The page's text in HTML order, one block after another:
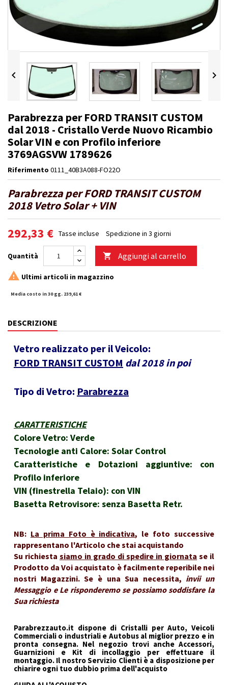
 
Parabrezza per FORD TRANSIT CUSTOM
dal 2018 - Cristallo Verde Nuovo Ricambio
Solar VIN e con Profilo inferiore
3769AGSVW 1789626
Riferimento 0111_40B3A088-FO22O
Parabrezza per FORD TRANSIT CUSTOM
2018 Vetro Solar + VIN
292,33 € Tasse incluse Spedizione in 3 giorni
Quantità  Aggiungi al carrello
 Ultimi articoli in magazzino
Media costo in 30 gg. 239,61 €
DESCRIZIONE
Vetro realizzato per il Veicolo:
FORD TRANSIT CUSTOM dal 2018 in poi
Tipo di Vetro: Parabrezza
CARATTERISTICHE
Colore Vetro: Verde
Tecnologie anti Calore: Solar Control
Caratteristiche e Dotazioni aggiuntive: con
Profilo inferiore
VIN (finestrella Telaio): con VIN
Basetta Retrovisore: senza Basetta Retr.
NB: La prima Foto è indicativa, le foto successive
rappresentano l'Articolo che stai acquistando
Su richiesta siamo in grado di spedire in giornata se il
Prodotto da Voi acquistato è facilmente reperibile nei
nostri Magazzini. Se è una Sua necessita, invii un
Messaggio e Le risponderemo se possiamo soddisfare la
Sua richiesta
Parabrezzauto.it dispone di Cristalli per Auto, Veicoli
Commerciali o industriali e Autobus al miglior prezzo e in
pronta consegna. Nel negozio trovi anche Accessori,
Guarnizioni e Kit di incollaggio per effettuare il
montaggio. Il nostro Servizio Clienti è a disposizione per
chiarire ogni tuo dubbio prima dell'acquisto